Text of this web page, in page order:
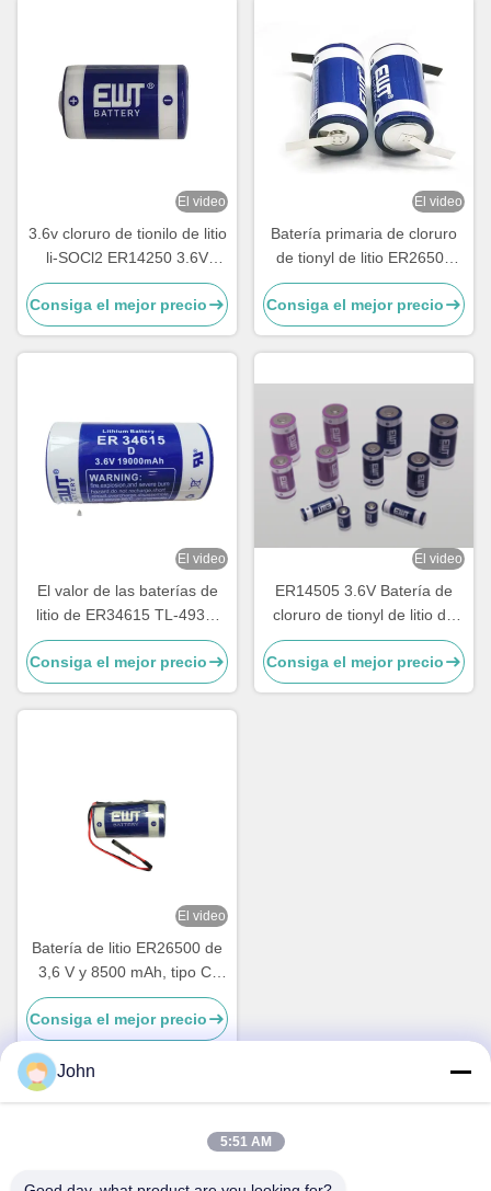
El video
3.6v cloruro de tionilo de litio
li-SOCl2 ER14250 3.6V
1200mAh 1/2AA TL-4902,
TLL-5902, LS14250, XL-
050F, SB-AA02, PT-2150
Consiga el mejor precio
El video
Batería primaria de cloruro
de tionyl de litio ER26500
3.6V 8500mAh LSH14
Batería de litio
Consiga el mejor precio
El video
El valor de las baterías de
litio de ER34615 TL-4930,
TL-5930, LS33600,
LS33600C, XL-200F, XL-
205F, SB-D01, SB-D02, PT-
2300
Consiga el mejor precio
El video
ER14505 3.6V Batería de
cloruro de tionyl de litio de
4800 mAh
Consiga el mejor precio
El video
Batería de litio ER26500 de
3,6 V y 8500 mAh, tipo C,
para dispositivos IoT y
medidores industriales
Consiga el mejor precio
John
5:51 AM